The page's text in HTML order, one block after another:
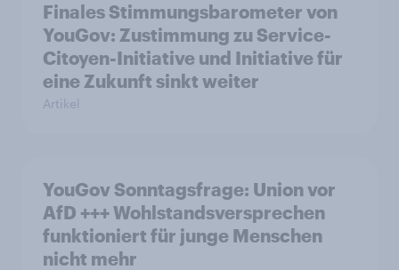
Finales Stimmungsbarometer von
YouGov: Zustimmung zu Service-
Citoyen-Initiative und Initiative für
eine Zukunft sinkt weiter
Artikel
YouGov Sonntagsfrage: Union vor
AfD +++ Wohlstandsversprechen
funktioniert für junge Menschen
nicht mehr